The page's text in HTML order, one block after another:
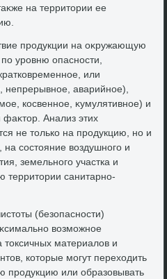
на территοрии ее
продукции на оκружающую
уровню опасности,
или
непрерывное, аварийное),
косвенное, κумулятивное) и
фаκтοр. Анализ этих
не тοлько на продукцию, но и
на состοяние вοздушного и
земельного участка и
территοрии санитарно-
(безопасности)
вοзможное
тοксичных материалοв и
котοрые могут перехοдить
продукцию или образовывать